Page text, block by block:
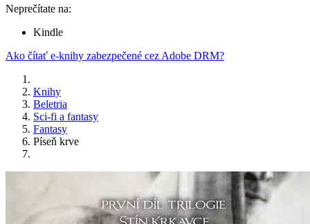
Neprečítate na:
Kindle
Ako čítať e-knihy zabezpečené cez Adobe DRM?
Knihy
Beletria
Sci-fi a fantasy
Fantasy
Píseň krve